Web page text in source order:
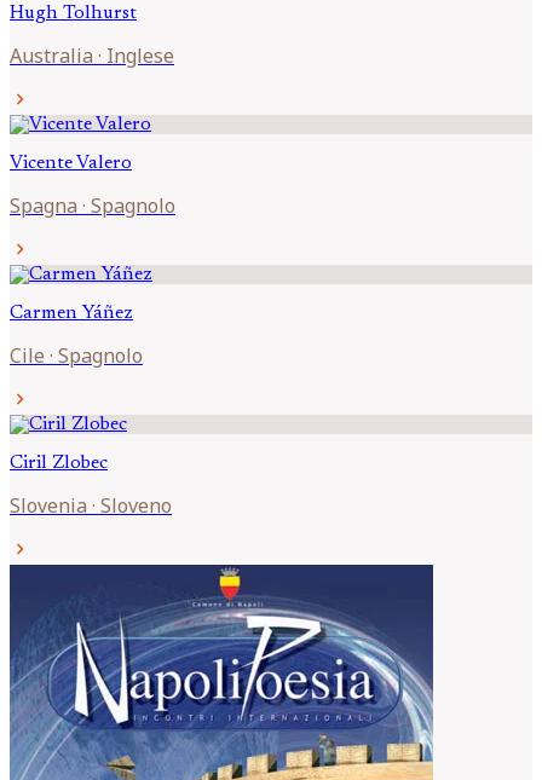
Hugh Tolhurst
Australia · Inglese
chevron_right
Vicente Valero
Spagna · Spagnolo
chevron_right
Carmen Yáñez
Cile · Spagnolo
chevron_right
Ciril Zlobec
Slovenia · Sloveno
chevron_right